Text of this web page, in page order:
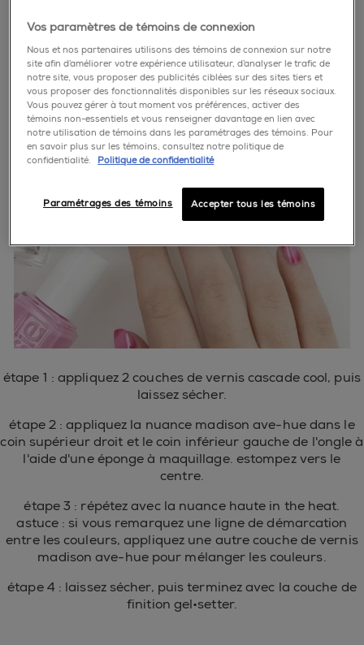
étape 1 : appliquez 2 couches de vernis cascade cool, puis
laissez sécher.
étape 2 : appliquez la nuance madison ave-hue dans le
coin supérieur droit et le coin inférieur gauche de l'ongle à
l'aide d'une éponge à maquillage. estompez vers le
centre.
étape 3 : répétez avec la nuance haute in the heat.
astuce : si vous remarquez une ligne de démarcation
entre les couleurs, appliquez une autre couche de vernis
madison ave-hue pour mélanger les couleurs.
étape 4 : laissez sécher, puis terminez avec la couche de
finition gel•setter.
Vos paramètres de témoins de connexion
Nous et nos partenaires utilisons des témoins de connexion sur notre
site afin d’améliorer votre expérience utilisateur, d’analyser le trafic de
notre site, vous proposer des publicités ciblées sur des sites tiers et
vous proposer des fonctionnalités disponibles sur les réseaux sociaux.
Vous pouvez gérer à tout moment vos préférences, activer des
témoins non-essentiels et vous renseigner davantage en lien avec
notre utilisation de témoins dans les paramétrages des témoins. Pour
en savoir plus sur les témoins, consultez notre politique de
confidentialité.
Politique de confidentialité
Accepter tous les témoins
Paramétrages des témoins